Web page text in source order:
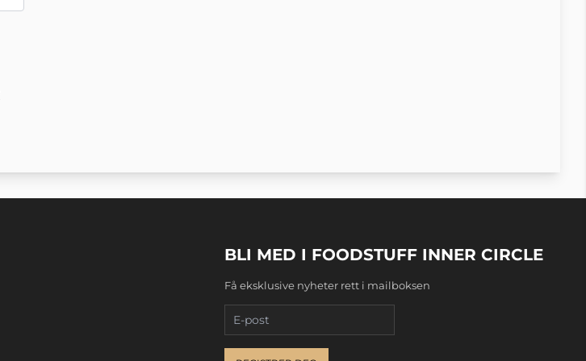
BLI MED I FOODSTUFF INNER CIRCLE
Få eksklusive nyheter rett i mailboksen